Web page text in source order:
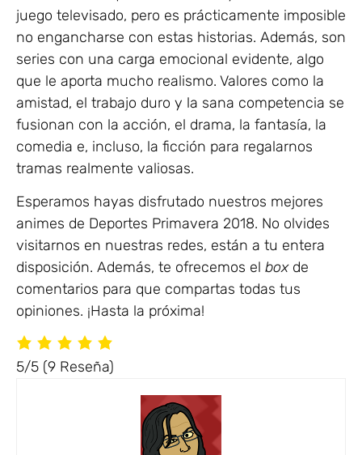
juego televisado, pero es prácticamente imposible
no engancharse con estas historias. Además, son
series con una carga emocional evidente, algo
que le aporta mucho realismo. Valores como la
amistad, el trabajo duro y la sana competencia se
fusionan con la acción, el drama, la fantasía, la
comedia e, incluso, la ficción para regalarnos
tramas realmente valiosas.
Esperamos hayas disfrutado nuestros mejores
animes de Deportes Primavera 2018. No olvides
visitarnos en nuestras redes, están a tu entera
disposición. Además, te ofrecemos el boxde
comentarios para que compartas todas tus
opiniones. ¡Hasta la próxima!
5/5 (9 Reseña)